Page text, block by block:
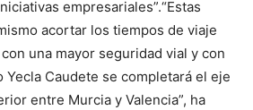
empresariales”.“Estas
acortar los tiempos de viaje
una mayor seguridad vial y con
Yecla Caudete se completará el eje
entre Murcia y Valencia”, ha